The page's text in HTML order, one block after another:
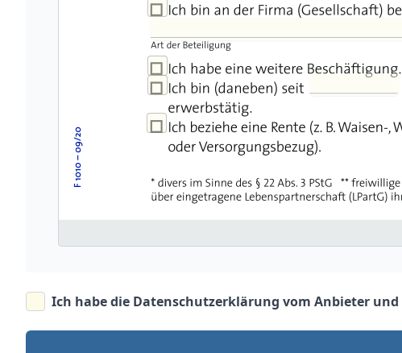
Ich habe die Datenschutzerklärung vom Anbieter und